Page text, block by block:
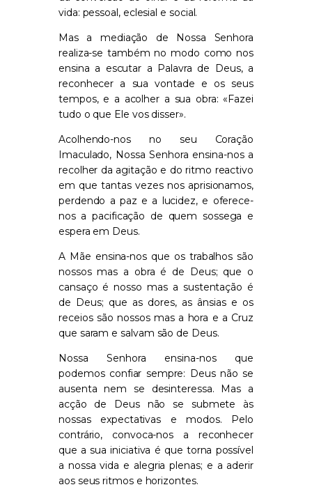
vida: pessoal, eclesial e social.
Mas a mediação de Nossa Senhora
realiza-se também no modo como nos
ensina a escutar a Palavra de Deus, a
reconhecer a sua vontade e os seus
tempos, e a acolher a sua obra: «Fazei
tudo o que Ele vos disser».
Acolhendo-nos no seu Coração
Imaculado, NossaSenhora ensina-nos a
recolher da agitação e do ritmo reactivo
em que tantas vezes nos aprisionamos,
perdendo a paz e a lucidez, e oferece-
nos a pacificação de quem sossega e
espera em Deus.
A Mãe ensina-nos que os trabalhos são
nossos mas a obra é de Deus; que o
cansaço é nosso mas a sustentação é
de Deus; que as dores, as ânsias e os
receios são nossos mas a hora e a Cruz
que saram e salvam são de Deus.
Nossa Senhora ensina-nos que
podemos confiar sempre: Deus não se
ausenta nem se desinteressa. Mas a
acção de Deus não se submete às
nossas expectativas e modos. Pelo
contrário, convoca-nos a reconhecer
que a sua iniciativa é que torna possível
a nossa vida e alegria plenas; e a aderir
aos seus ritmos e horizontes.